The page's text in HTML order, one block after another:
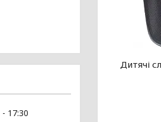
Дитячі
17:30